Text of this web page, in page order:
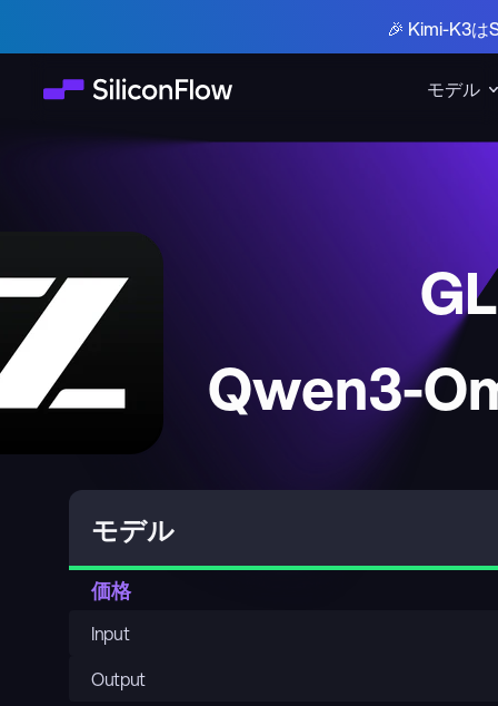
モデル
🎉 Kimi-K3
Qwen3-
モデル
価格
Input
Output